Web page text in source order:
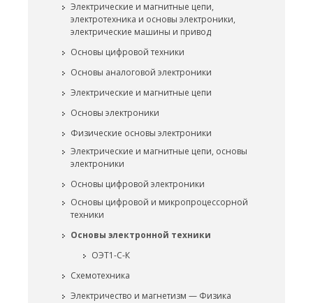
Электрические и магнитные цепи,
электротехника и основы электроники,
электрические машины и привод
Основы цифровой техники
Основы аналоговой электроники
Электрические и магнитные цепи
Основы электроники
Физические основы электроники
Электрические и магнитные цепи, основы
электроники
Основы цифровой электроники
Основы цифровой и микропроцессорной
техники
Основы электронной техники
ОЭТ1-С-К
Схемотехника
Электричество и магнетизм — Физика